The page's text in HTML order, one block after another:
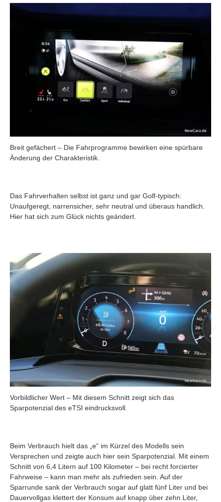
Breit gefächert – Die Fahrprogramme bewirken eine spürbare
Änderung der Charakteristik.
Das Fahrverhalten selbst ist ganz und gar Golf-typisch:
Unaufgeregt, narrensicher, sehr neutral und überaus handlich.
Hier hat sich zum Glück nichts geändert.
Vorbildlicher Wert – Mit diesem Schnitt zeigt sich das
Sparpotenzial des eTSI eindrucksvoll.
Beim Verbrauch hielt das „e“ im Kürzel des Modells sein
Versprechen und zeigte auch hier sein Sparpotenzial. Mit einem
Schnitt von 6,4 Litern auf 100 Kilometer – bei recht forcierter
Fahrweise – kann man mehr als zufrieden sein. Auf der
Sparrunde sank der Verbrauch sogar auf glatt fünf Liter und bei
Dauervollgas klettert der Konsum auf knapp über zehn Liter,